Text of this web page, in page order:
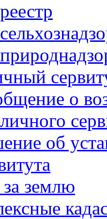
о
об
землю